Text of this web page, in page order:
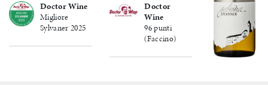
Doctor Wine
Migliore
Sylvaner 2025
Doctor
Wine
96 punti
(Faccino)